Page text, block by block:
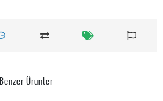
Benzer Ürünler